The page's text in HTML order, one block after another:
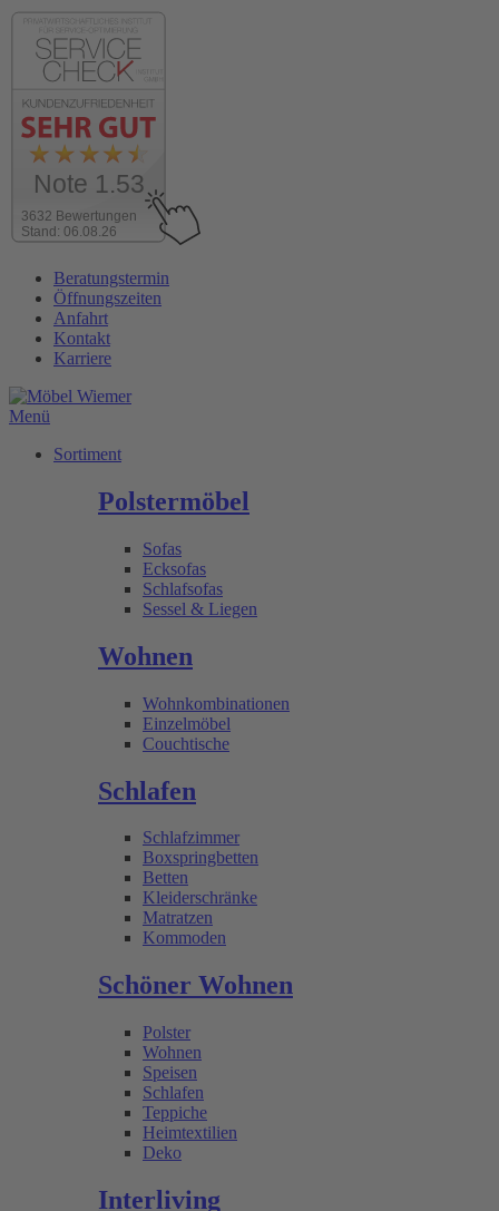
3632 Bewertungen
Stand: 06.08.26
Note 1.53
Inhalt
wechseln
Beratungstermin
Öffnungszeiten
Anfahrt
Kontakt
Karriere
Menü
Sortiment
Polstermöbel
Sofas
Ecksofas
Schlafsofas
Sessel & Liegen
Wohnen
Wohnkombinationen
Einzelmöbel
Couchtische
Schlafen
Schlafzimmer
Boxspringbetten
Betten
Kleiderschränke
Matratzen
Kommoden
Schöner Wohnen
Polster
Wohnen
Speisen
Schlafen
Teppiche
Heimtextilien
Deko
Interliving